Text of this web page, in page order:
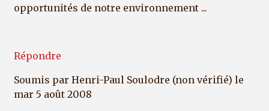
opportunités de notre environnement ...
Répondre
Soumis par Henri-Paul Soulodre (non vérifié) le
mar 5 août 2008